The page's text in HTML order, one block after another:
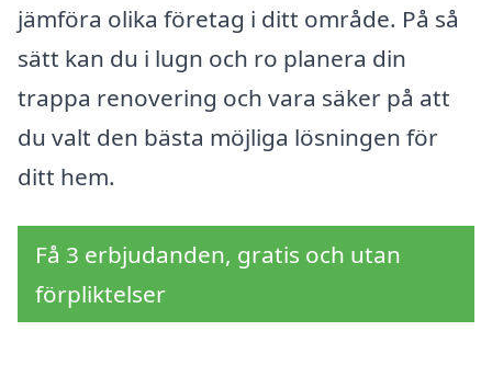
jämföra olika företag i ditt område. På så
sätt kan du i lugn och ro planera din
trappa renovering och vara säker på att
du valt den bästa möjliga lösningen för
ditt hem.
Få 3 erbjudanden, gratis och utan
förpliktelser